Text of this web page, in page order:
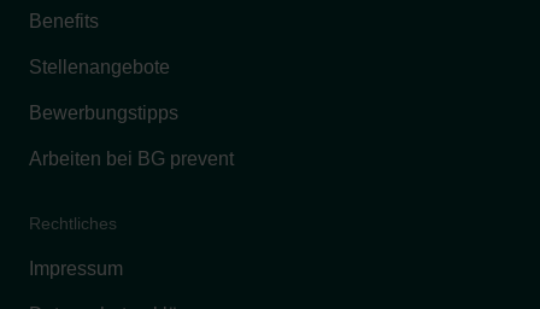
Benefits
Stellenangebote
Bewerbungstipps
Arbeiten bei BG prevent
Rechtliches
Impressum